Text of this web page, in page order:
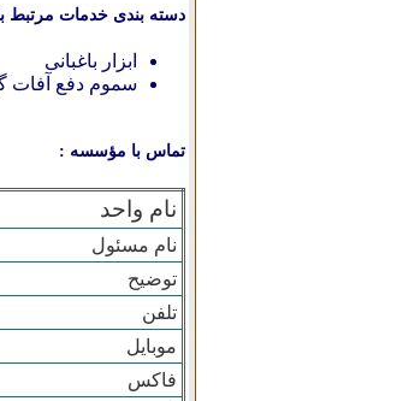
دسته بندی خدمات مرتبط
ابزار باغبانی
سموم دفع آفات
تماس با مؤسسه :
نام واحد
نام مسئول
توضیح
تلفن
موبایل
فاکس